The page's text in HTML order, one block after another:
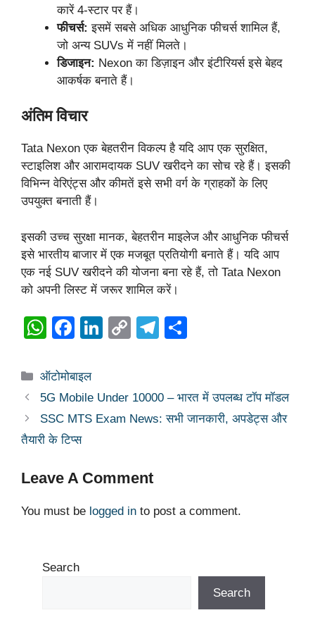
कारें 4-स्टार पर हैं।
फीचर्स: इसमें सबसे अधिक आधुनिक फीचर्स शामिल हैं,
जो अन्य SUVs में नहीं मिलते।
डिजाइन: Nexon का डिज़ाइन और इंटीरियर्स इसे बेहद
आकर्षक बनाते हैं।
अंतिम विचार
Tata Nexon एक बेहतरीन विकल्प है यदि आप एक सुरक्षित,
स्टाइलिश और आरामदायक SUV खरीदने का सोच रहे हैं। इसकी
विभिन्न वेरिएंट्स और कीमतें इसे सभी वर्ग के ग्राहकों के लिए
उपयुक्त बनाती हैं।
इसकी उच्च सुरक्षा मानक, बेहतरीन माइलेज और आधुनिक फीचर्स
इसे भारतीय बाजार में एक मजबूत प्रतियोगी बनाते हैं। यदि आप
एक नई SUV खरीदने की योजना बना रहे हैं, तो Tata Nexon
को अपनी लिस्ट में जरूर शामिल करें।
W
at
s
A
p
F
c
e
b
o
k
Li
e
dI
C
y
Li
T
gr
a
e
Categories
ऑटोमोबाइल
5G Mobile Under 10000 – भारत में उपलब्ध टॉप मॉडल
SSC MTS Exam News: सभी जानकारी, अपडेट्स और
तैयारी के टिप्स
Leave A Comment
You must be logged in to post a comment.
Search
Search